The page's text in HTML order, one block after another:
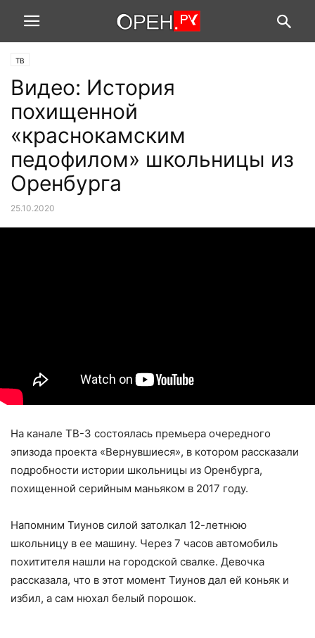
ТВ
Видео: История
похищенной
«краснокамским
педофилом» школьницы из
Оренбурга
25.10.2020
На канале ТВ-3 состоялась премьера очередного
эпизода проекта «Вернувшиеся», в котором рассказали
подробности истории школьницы из Оренбурга,
похищенной серийным маньяком в 2017 году.
Напомним Тиунов силой затолкал 12-летнюю
школьницу в ее машину. Через 7 часов автомобиль
похитителя нашли на городской свалке. Девочка
рассказала, что в этот момент Тиунов дал ей коньяк и
избил, а сам нюхал белый порошок.